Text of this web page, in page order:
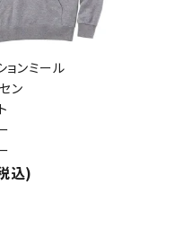
ョンミール
ン
込)